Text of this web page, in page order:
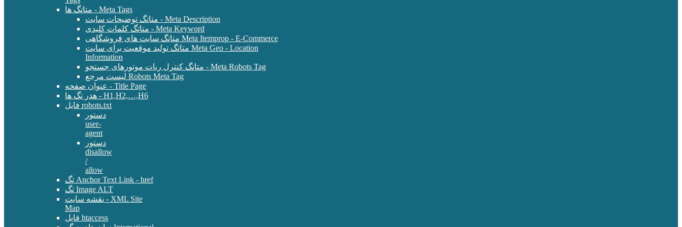
متاتگ ها - Meta Tags
متاتگ توضیحات سایت - Meta Description
متاتگ کلمات کلیدی - Meta Keyword
متاتگ سایت های فروشگاهی Meta Itemprop - E-Commerce
متاتگ تولید موقعیت برای سایت Meta Geo - Location
Information
متاتگ کنترل ربات موتورهای جستجو - Meta Robots Tag
لیست مرجع Robots Meta Tag
عنوان صفحه - Title Page
هدر تگ ها - H1,H2,…,H6
فایل robots.txt
دستور
user-
agent
دستور
disallow
/
allow
تگ Anchor Text Link - href
تگ Image ALT
نقشه سایت - XML Site
Map
فایل htaccess